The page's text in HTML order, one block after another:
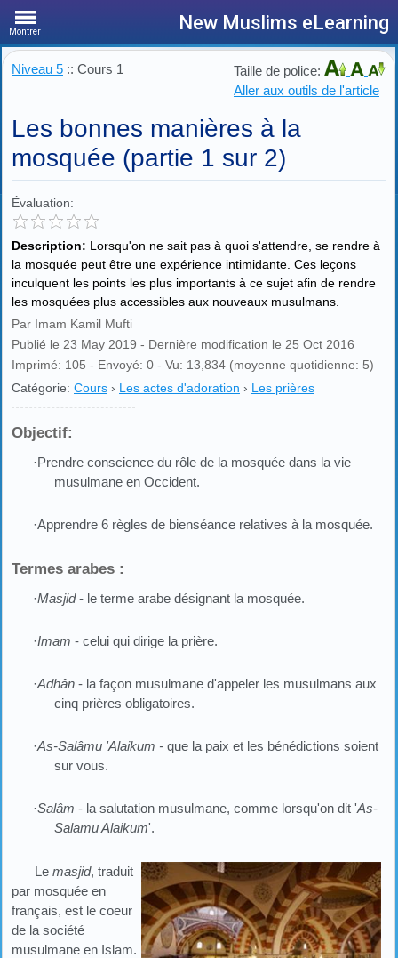
Montrer New Muslims eLearning
Niveau 5 :: Cours 1
Taille de police:
Aller aux outils de l'article
Les bonnes manières à la
mosquée (partie 1 sur 2)
Évaluation:
Description: Lorsqu'on ne sait pas à quoi s'attendre, se rendre à
la mosquée peut être une expérience intimidante. Ces leçons
inculquent les points les plus importants à ce sujet afin de rendre
les mosquées plus accessibles aux nouveaux musulmans.
Par Imam Kamil Mufti
Publié le 23 May 2019 - Dernière modification le 25 Oct 2016
Imprimé: 105 - Envoyé: 0 - Vu: 13,834 (moyenne quotidienne: 5)
Catégorie: Cours › Les actes d'adoration › Les prières
Objectif:
·Prendre conscience du rôle de la mosquée dans la vie
musulmane en Occident.
·Apprendre 6 règles de bienséance relatives à la mosquée.
Termes arabes :
·Masjid- le terme arabe désignant la mosquée.
·Imam - celui qui dirige la prière.
·Adhân - la façon musulmane d'appeler les musulmans aux
cinq prières obligatoires.
·As-Salâmu 'Alaikum - que la paix et les bénédictions soient
sur vous.
·Salâm - la salutation musulmane, comme lorsqu'on dit 'As-
Salamu Alaikum'.
Lemasjid, traduit
par mosquée en
français, est le coeur
de la société
musulmane en Islam.